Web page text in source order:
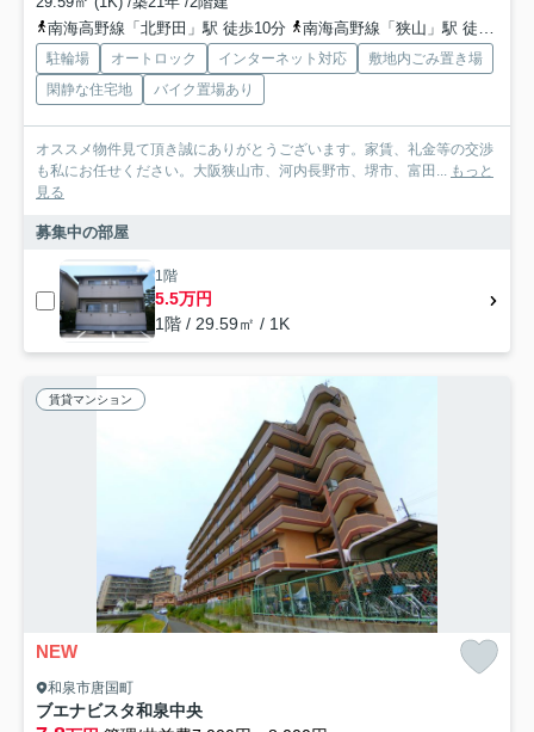
南海高野線「北野田」駅 徒歩10分
南海高野線「狭山」駅 徒歩23分
駐輪場 オートロック インターネット対応
敷地内ごみ置き場
閑静な住宅地
バイク置場あり
オススメ物件見て頂き誠にありがとうございます。家賃、礼金等の交渉
も私にお任せください。大阪狭山市、河内長野市、堺市、富田... もっと
見る
募集中の部屋
1階
5.5万円
1階 / 29.59㎡ / 1K
賃貸マンション
NEW
和泉市唐国町
ブエナビスタ和泉中央